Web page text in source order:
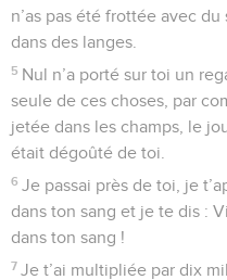
n’as pas été frottée avec
dans des langes.
5 Nul n’a porté sur toi un
seule de ces choses, par
jetée dans les champs, le
était dégoûté de toi.
6 Je passai près de toi, je
dans ton sang et je te dis :
dans ton sang !
7 Je t’ai multipliée par dix